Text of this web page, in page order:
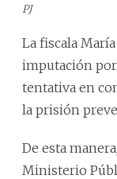
PJ
La fiscala
imputación
tentativa en
la prisión
De esta
Ministerio